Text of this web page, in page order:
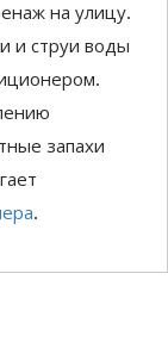
на улицу.
и струи воды
запахи
.